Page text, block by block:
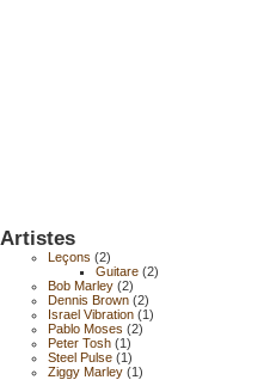
Artistes
Leçons (2)
Guitare (2)
Bob Marley (2)
Dennis Brown (2)
Israel Vibration (1)
Pablo Moses (2)
Peter Tosh (1)
Steel Pulse (1)
Ziggy Marley (1)